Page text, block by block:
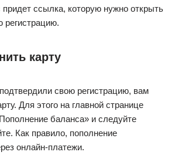
ссылка, которую нужно открыть
регистрацию.
карту
свою регистрацию, вам
Для этого на главной странице
баланса» и следуйте
Как правило, пополнение
онлайн-платежи.